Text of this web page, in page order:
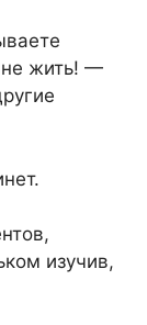
жить! —
изучив,